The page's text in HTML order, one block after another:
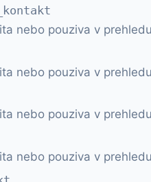
nebo pouziva v
nebo pouziva v
nebo pouziva v
nebo pouziva v